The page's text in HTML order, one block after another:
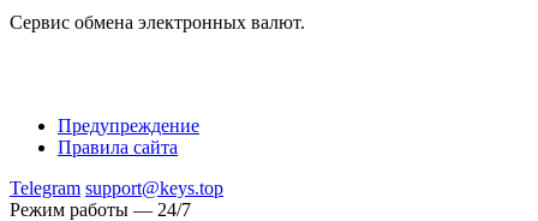
Сервис обмена электронных валют.
Предупреждение
Правила сайта
Telegram support@keys.top
Режим работы — 24/7